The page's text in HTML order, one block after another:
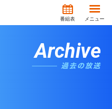
番組表 メニュー
Archive
過去の放送